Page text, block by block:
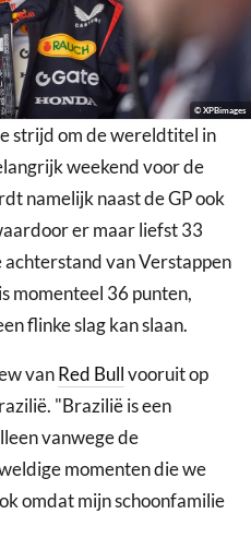
© XPBimages
strijd om de wereldtitel in
weekend voor de
namelijk naast de GP ook
er maar liefst 33
van Verstappen
is momenteel 36 punten,
flinke slag kan slaan.
vanRed Bullvooruit op
"Brazilië is een
vanwege de
momenten die we
omdat mijn schoonfamilie